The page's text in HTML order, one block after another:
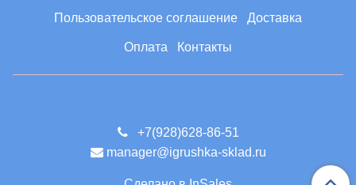
Пользовательское соглашение Доставка
Оплата Контакты
+7(928)628-86-51
manager@igrushka-sklad.ru